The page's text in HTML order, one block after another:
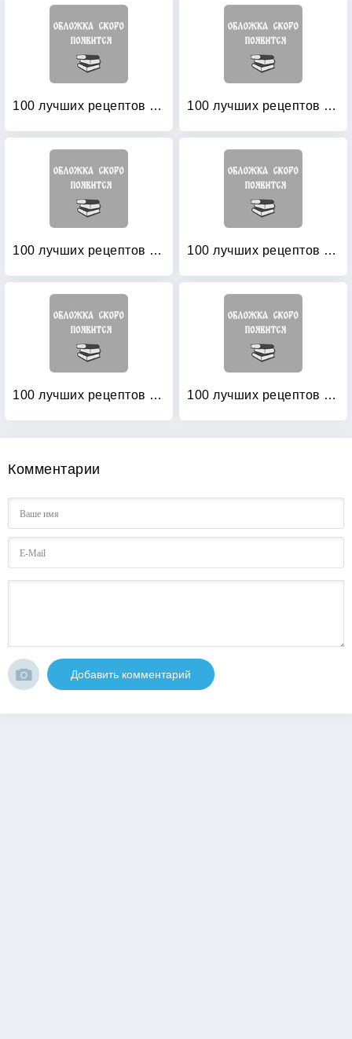
100 лучших рецептов корейских салатов 100 лучших рецептов праздничных салатов
100 лучших рецептов салатов 100 лучших рецептов салатов и закусок
100 лучших рецептов салатов на каждый день 100 лучших рецептов холодных закусок
Комментарии